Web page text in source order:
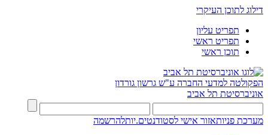
דילוג לתוכן העיקרי
תפריט עליון
תפריט ראשי
תוכן ראשי
הפקולטה למדעי החברה ע"ש גרשון גורדון
אוניברסיטת תל אביב
מערכת פניותאזור אישי לסטודנטים.יותלהרשמה